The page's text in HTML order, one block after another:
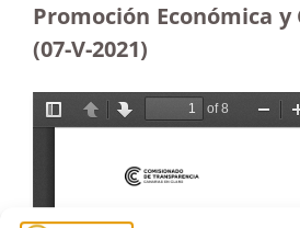
Promoción Económica
(07-V-2021)